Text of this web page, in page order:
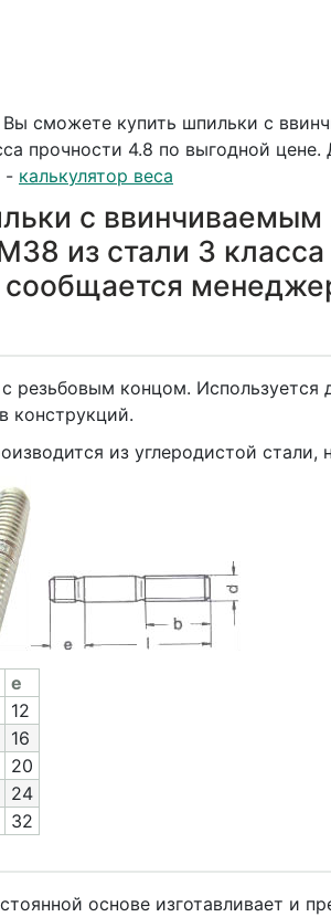
Вы сможете купить шпильки с
прочности 4.8 по выгодной цене.
- калькулятор веса
с ввинчиваемым
из стали 3 класса
сообщается
резьбовым концом. Используется
конструкций.
из углеродистой
e
12
16
20
24
32
основе изготавливает и